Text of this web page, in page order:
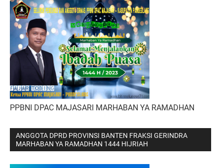
PPBNI DPAC MAJASARI MARHABAN YA RAMADHAN
ANGGOTA DPRD PROVINSI BANTEN FRAKSI GERINDRA
MARHABAN YA RAMADHAN 1444 HIJRIAH